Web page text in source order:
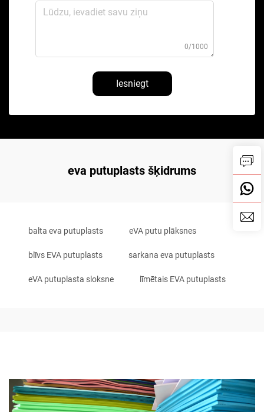
0/1000
Iesniegt
eva putuplasts šķidrums
balta eva putuplasts eVA putu plāksnes
blīvs EVA putuplasts sarkana eva putuplasts
eVA putuplasta sloksne līmētais EVA putuplasts